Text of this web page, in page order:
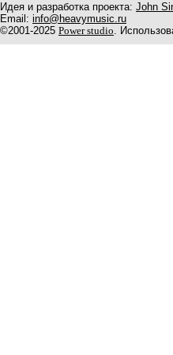
Идея и разработка проекта: John
Email: info@heavymusic.ru
©2001-2025 Power studio.